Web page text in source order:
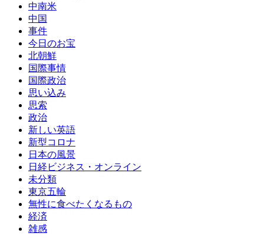
中南米
中国
事件
今日のお宝
北朝鮮
国際事情
国際政治
思い込み
思索
政治
新しい英語
新型コロナ
日本の風景
日経ビジネス・オンライン
未分類
東京五輪
無性に食べたくなるもの
経済
雑感